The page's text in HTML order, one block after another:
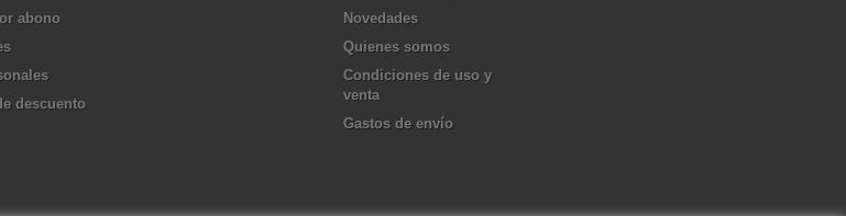
abono
descuento
Novedades
Quienes somos
Condiciones de uso y
venta
Gastos de envío